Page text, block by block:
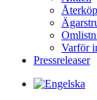
Varför
Pressreleaser